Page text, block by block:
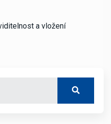
a vložení